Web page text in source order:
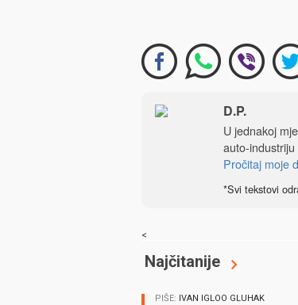
D.P.
U jednakoj
auto-
Pročitaj moje
*Svi tekstovi
<
Najčitanije
PIŠE: IVAN IGLOO GLUHAK